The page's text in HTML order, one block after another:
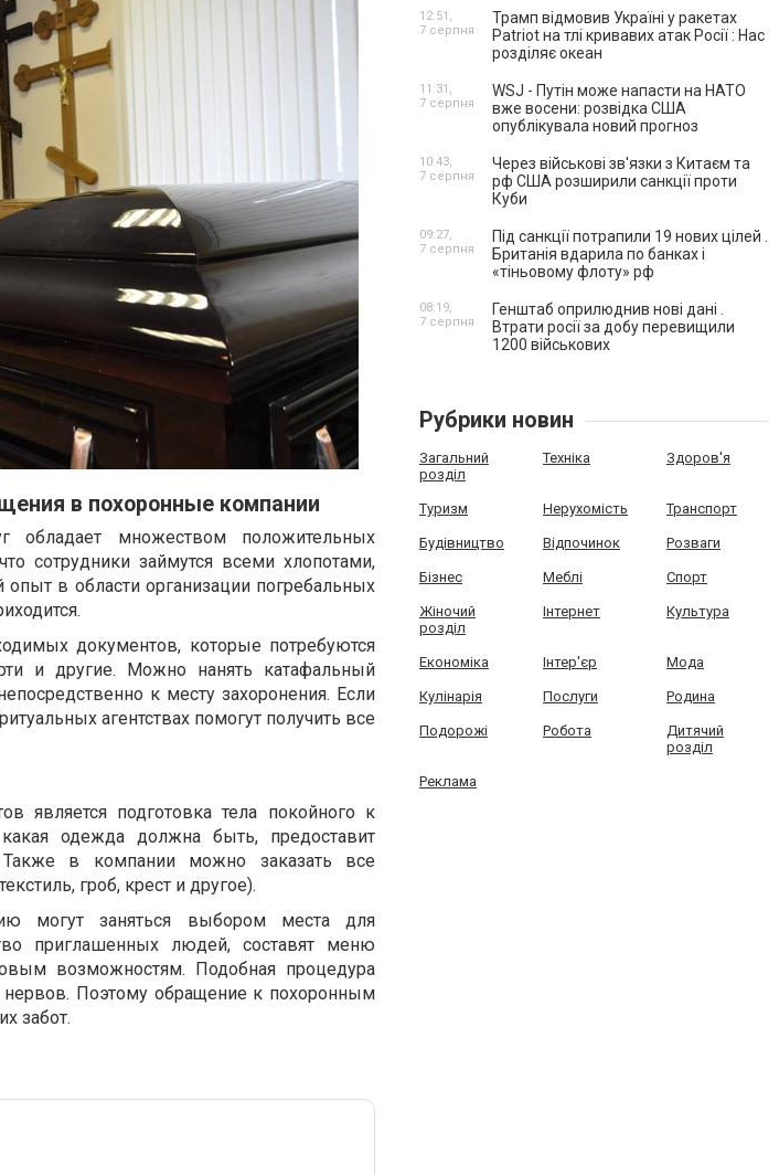
в похоронные компании
обладает множеством положительных
сотрудники займутся всеми хлопотами,
в области организации погребальных
документов, которые потребуются
и другие. Можно нанять катафальный
к месту захоронения. Если
агентствах помогут получить все
является подготовка тела покойного к
одежда должна быть, предоставит
в компании можно заказать все
гроб, крест и другое).
могут заняться выбором места для
приглашенных людей, составят меню
возможностям. Подобная процедура
нервов. Поэтому обращение к похоронным
забот.
Трамп відмовив Україні у ракетах
Patriot на тлі кривавих атак Росії : Нас
розділяє океан
12:51,
7 серпня
WSJ - Путін може напасти на НАТО
вже восени: розвідка США
опублікувала новий прогноз
11:31,
7 серпня
Через військові зв'язки з Китаєм та
рф США розширили санкції проти
Куби
10:43,
7 серпня
Під санкції потрапили 19 нових цілей .
Британія вдарила по банках і
«тіньовому флоту» рф
09:27,
7 серпня
Генштаб оприлюднив нові дані .
Втрати росії за добу перевищили
1200 військових
08:19,
7 серпня
Рубрики новин
Загальний
розділ
Техніка Здоров'я
Туризм Нерухомість Транспорт
Будівництво Відпочинок Розваги
Бізнес Меблі Спорт
Жіночий
розділ
Інтернет Культура
Економіка Інтер'єр Мода
Кулінарія Послуги Родина
Подорожі Робота
Дитячий
розділ
Реклама